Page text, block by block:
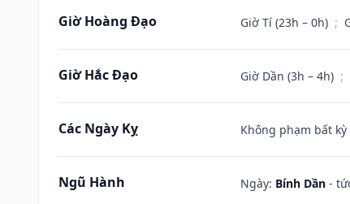
Giờ Hoàng Đạo Giờ Tí (23h – 0h) ;
Giờ Hắc Đạo Giờ Dần (3h – 4h) ;
Các Ngày Kỵ Không phạm bất
Ngũ Hành Ngày: Bính Dần -